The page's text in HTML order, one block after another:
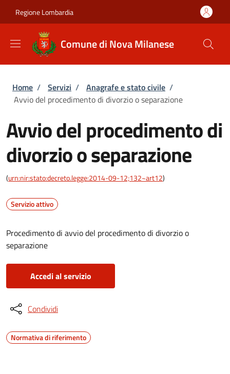
Regione Lombardia
Comune di Nova Milanese
Briciole di pane
Home / Servizi / Anagrafe e stato civile /
Avvio del procedimento di divorzio o separazione
Avvio del procedimento di
divorzio o separazione
(urn:nir:stato:decreto.legge:2014-09-12;132~art12)
Servizio attivo
Procedimento di avvio del procedimento di divorzio o
separazione
Accedi al servizio
Condividi
Normativa di riferimento